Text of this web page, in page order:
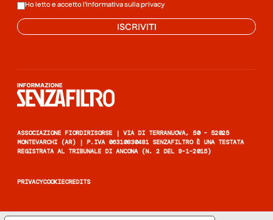
Ho letto e accetto l'informativa sulla privacy
ISCRIVITI
ASSOCIAZIONE FIORDIRISORSE | VIA DI TERRANUOVA, 50 - 52025
MONTEVARCHI (AR) | P.IVA 06310830481 SENZAFILTRO È UNA TESTATA
REGISTRATA AL TRIBUNALE DI ANCONA (N. 2 DEL 9-1-2015)
PRIVACYCOOKIECREDITS